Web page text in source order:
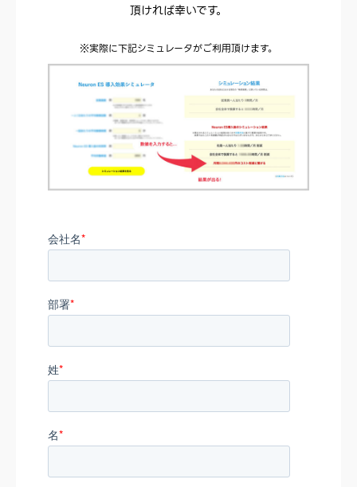
頂ければ幸いです。
※実際に下記シミュレータがご利用頂けます。
会社名*
部署*
姓*
名*